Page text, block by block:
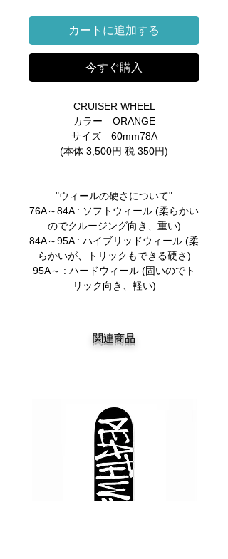
カートに追加する
今すぐ購入
CRUISER WHEEL
カラー ORANGE
サイズ 60mm78A
(本体 3,500円 税 350円)
"ウィールの硬さについて"
76A～84A : ソフトウィール (柔らかい
のでクルージング向き、重い)
84A～95A : ハイブリッドウィール (柔
らかいが、トリックもできる硬さ)
95A～ : ハードウィール (固いのでト
リック向き、軽い)
関連商品